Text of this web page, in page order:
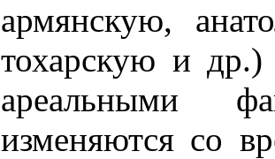
армянскую,
тохарскую и
ареальными
изменяются со